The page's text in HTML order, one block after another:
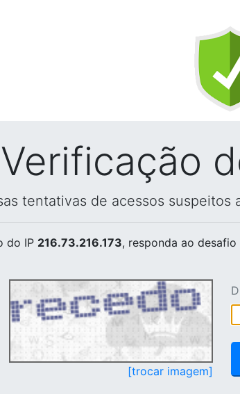
Verificação
tentativas de acessos suspeitos
do IP 216.73.216.173, responda ao desafio
[trocar imagem]